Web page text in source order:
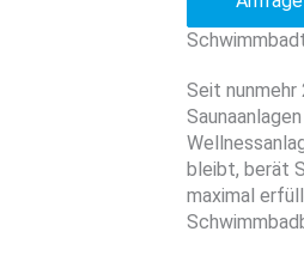
Seit nunmehr
bleibt, berät
maximal